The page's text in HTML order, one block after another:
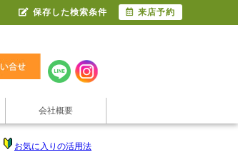
会社概要
お気に入りの活用法
保存した検索条件 来店予約